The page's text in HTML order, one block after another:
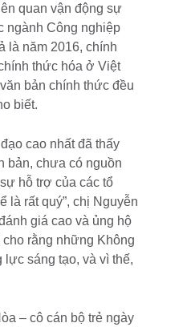
quan vận động sự
ngành Công nghiệp
là năm 2016, chính
thức hóa ở Việt
bản chính thức đều
biết.
cao nhất đã thấy
bản, chưa có nguồn
hỗ trợ của các tổ
là rất quý”, chị Nguyễn
giá cao và ủng hộ
rằng những Không
sáng tạo, và vì thế,
– cô cán bộ trẻ ngày